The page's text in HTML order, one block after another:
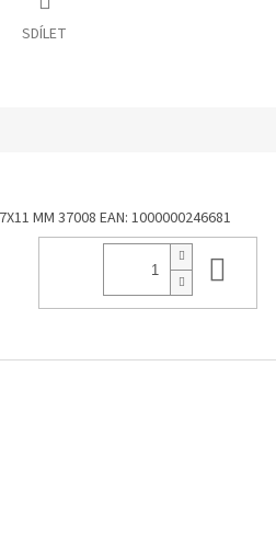
SDÍLET
MM 37008 EAN: 1000000246681